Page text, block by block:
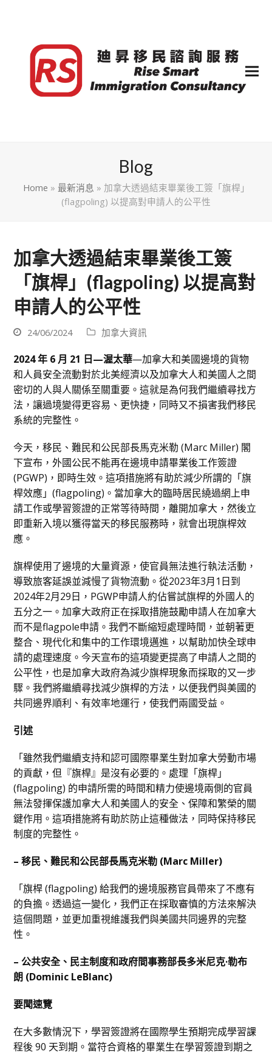
Blog
Home » 最新消息 » 加拿大透過結束畢業後工簽「旗桿」
(flagpoling) 以提高對申請人的公平性
加拿大透過結束畢業後工簽
「旗桿」(flagpoling) 以提高對
申請人的公平性
24/06/2024 加拿大資訊
2024年 6 月 21 日—渥太華—加拿大和美國邊境的貨物
和人員安全流動對於北美經濟以及加拿大人和美國人之間
密切的人與人關係至關重要。這就是為何我們繼續尋找方
法，讓過境變得更容易、更快捷，同時又不損害我們移民
系統的完整性。
今天，移民、難民和公民部長馬克米勒 (Marc Miller) 閣
下宣布，外國公民不能再在邊境申請畢業後工作簽證
(PGWP)，即時生效。這項措施將有助於減少所謂的「旗
桿效應」(flagpoling)。當加拿大的臨時居民繞過網上申
請工作或學習簽證的正常等待時間，離開加拿大，然後立
即重新入境以獲得當天的移民服務時，就會出現旗桿效
應。
旗桿使用了邊境的大量資源，使官員無法進行執法活動，
導致旅客延誤並減慢了貨物流動。從2023年3月1日到
2024年2月29日，PGWP申請人約佔嘗試旗桿的外國人的
五分之一。加拿大政府正在採取措施鼓勵申請人在加拿大
而不是flagpole申請。我們不斷縮短處理時間，並朝著更
整合、現代化和集中的工作環境邁進，以幫助加快全球申
請的處理速度。今天宣布的這項變更提高了申請人之間的
公平性，也是加拿大政府為減少旗桿現象而採取的又一步
驟。我們將繼續尋找減少旗桿的方法，以便我們與美國的
共同邊界順利、有效率地運行，使我們兩國受益。
引述
「雖然我們繼續支持和認可國際畢業生對加拿大勞動市場
的貢獻，但『旗桿』是沒有必要的。處理「旗桿」
(flagpoling) 的申請所需的時間和精力使邊境兩側的官員
無法發揮保護加拿大人和美國人的安全、保障和繁榮的關
鍵作用。這項措施將有助於防止這種做法，同時保持移民
制度的完整性。
–移民、難民和公民部長馬克米勒 (Marc Miller)
「旗桿 (flagpoling) 給我們的邊境服務官員帶來了不應有
的負擔。透過這一變化，我們正在採取審慎的方法來解決
這個問題，並更加重視維護我們與美國共同邊界的完整
性。
–公共安全、民主制度和政府間事務部長多米尼克·勒布
朗 (Dominic LeBlanc)
要聞速覽
在大多數情況下，學習簽證將在國際學生預期完成學習課
程後 90 天到期。當符合資格的畢業生在學習簽證到期之